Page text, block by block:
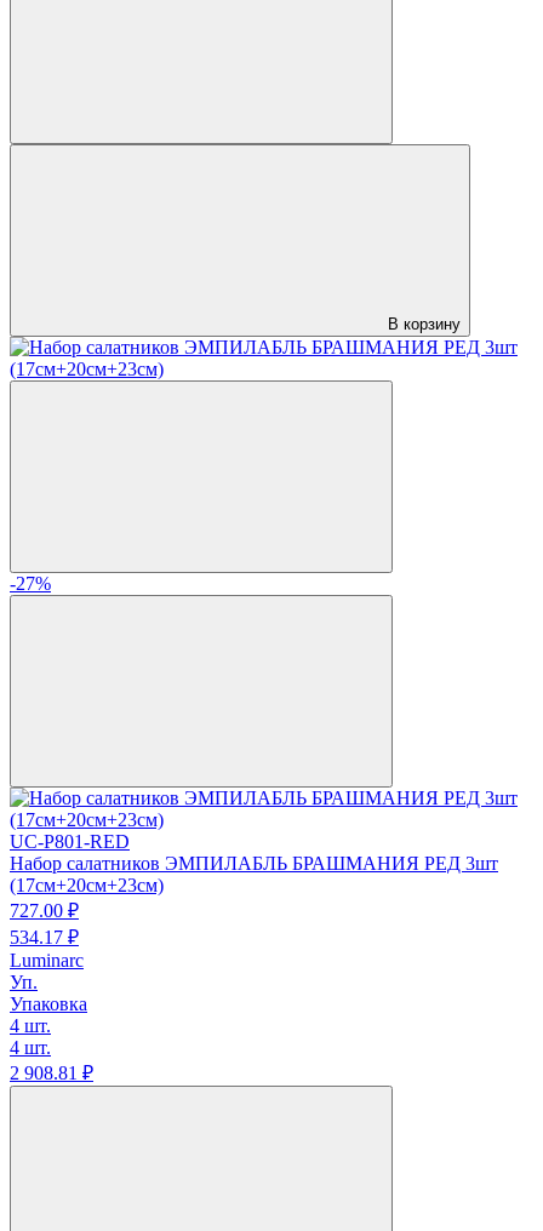
В корзину
-27%
UC-P801-RED
Набор салатников ЭМПИЛАБЛЬ БРАШМАНИЯ РЕД 3шт
(17см+20см+23см)
727.00 ₽
534.17 ₽
Luminarc
Уп.
Упаковка
4 шт.
4 шт.
2 908.81 ₽